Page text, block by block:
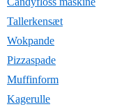
Tallerkensæt
Wokpande
Pizzaspade
Muffinform
Kagerulle